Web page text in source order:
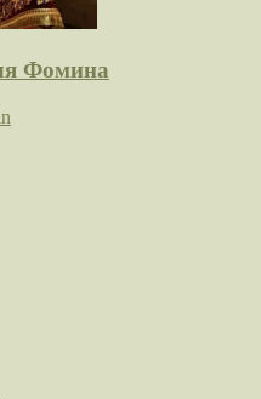
Фомина